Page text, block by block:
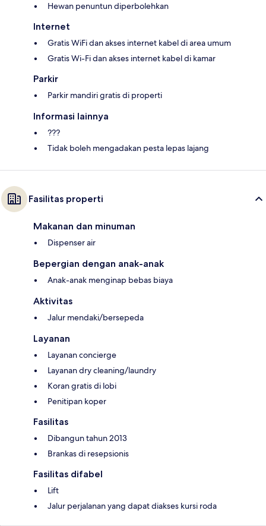
Hewan penuntun diperbolehkan
Internet
Gratis WiFi dan akses internet kabel di area umum
Gratis Wi-Fi dan akses internet kabel di kamar
Parkir
Parkir mandiri gratis di properti
Informasi lainnya
???
Tidak boleh mengadakan pesta lepas lajang
Fasilitas properti
Makanan dan minuman
Dispenser air
Bepergian dengan anak-anak
Anak-anak menginap bebas biaya
Aktivitas
Jalur mendaki/bersepeda
Layanan
Layanan concierge
Layanan dry cleaning/laundry
Koran gratis di lobi
Penitipan koper
Fasilitas
Dibangun tahun 2013
Brankas di resepsionis
Fasilitas difabel
Lift
Jalur perjalanan yang dapat diakses kursi roda